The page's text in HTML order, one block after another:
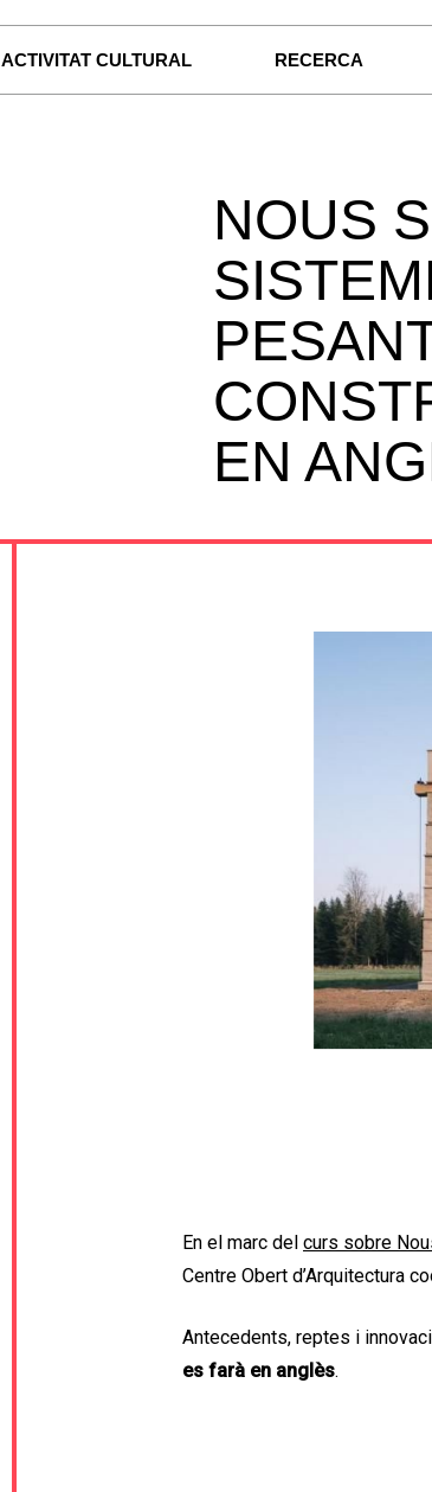
ACTIVITAT CULTURAL RECERCA
NOUS
EN
En el marc del curs sobre
Centre Obert d’Arquitectura
Antecedents, reptes i
es farà en anglès.